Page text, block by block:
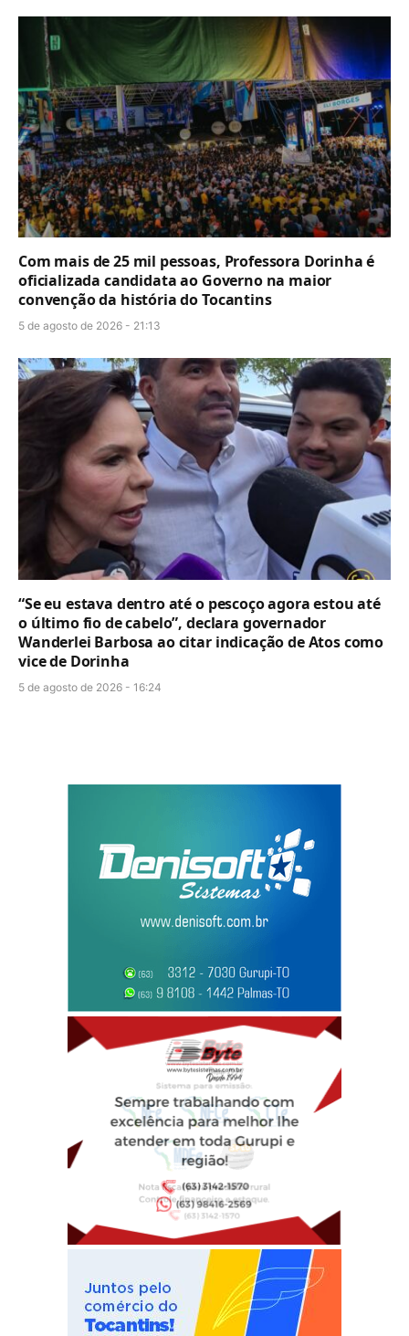
Com mais de 25 mil pessoas, Professora Dorinha é
oficializada candidata ao Governo na maior
convenção da história do Tocantins
5 de agosto de 2026 - 21:13
“Se eu estava dentro até o pescoço agora estou até
o último fio de cabelo”, declara governador
Wanderlei Barbosa ao citar indicação de Atos como
vice de Dorinha
5 de agosto de 2026 - 16:24